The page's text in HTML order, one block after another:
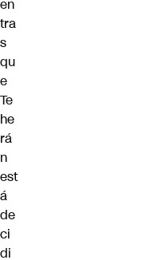
en
tra
s
qu
e
Te
he
rá
n
est
á
de
ci
di